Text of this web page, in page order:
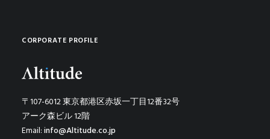
CORPORATE PROFILE
〒107-6012 東京都港区赤坂一丁目12番32号
アーク森ビル 12階
Email:info@Altitude.co.jp